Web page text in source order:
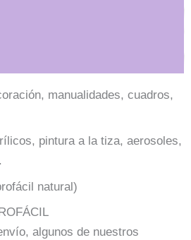
manualidades, cuadros,
pintura a la tiza, aerosoles,
natural)
algunos de nuestros